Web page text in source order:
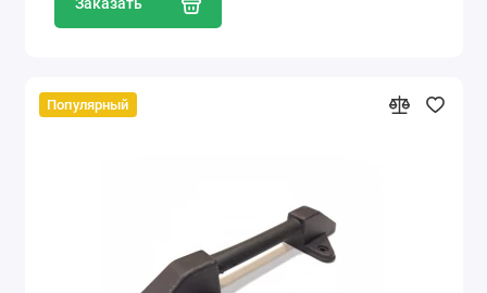
Заказать
Популярный